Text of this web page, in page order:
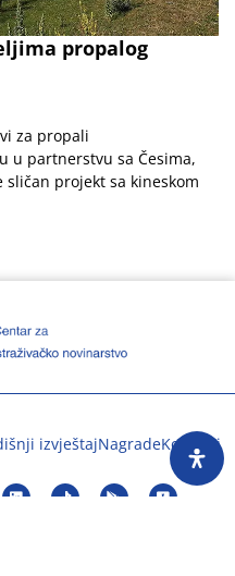
propalog
za propali
u partnerstvu sa Česima,
projekt sa kineskom
izvještajNagradeKontakti